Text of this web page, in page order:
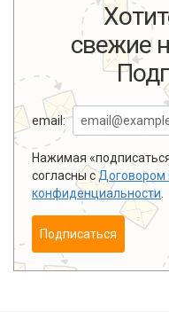
свежие
email:
Нажимая
согласны сДоговором
конфиденциальности
Подписаться